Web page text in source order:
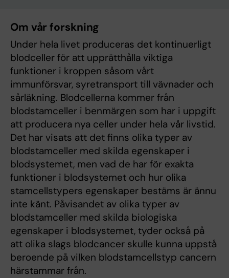
Om vår forskning
Under hela livet produceras det kontinuerligt
blodceller för att upprätthålla viktiga
funktioner i kroppen såsom vårt
immunförsvar, syretransport till vävnader och
sårläkning. Blodcellerna kommer från
blodstamceller i benmärgen som har i uppgift
att producera nya celler under hela vår livstid.
Det har visats att det finns olika typer av
blodstamceller med skilda egenskaper i
blodsystemet, men vad de har för exakta
funktioner i blodsystemet och hur olika
stamcellstypers egenskaper bestäms är ännu
inte känt. Påvisandet av olika typer av
blodstamceller med skilda biologiska
egenskaper i blodsystemet, tyder också på
att olika slags blodcancer skulle kunna uppstå
beroende på vilken blodstamcellstyp cancern
härstammar från.